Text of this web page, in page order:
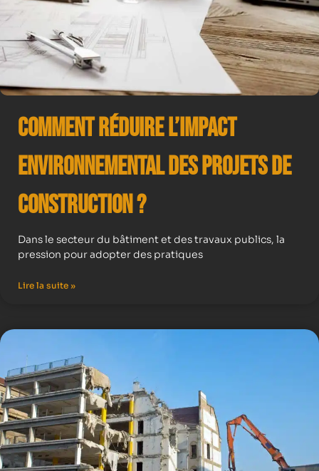
Comment Réduire l’Impact
Environnemental des Projets de
Construction ?
Dans le secteur du bâtiment et des travaux publics, la
pression pour adopter des pratiques
Lire la suite »